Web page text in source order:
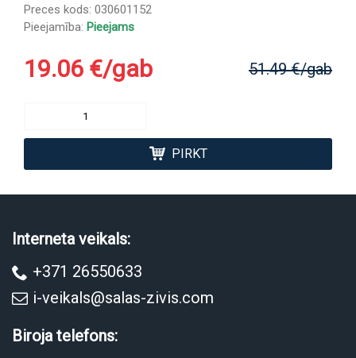
Preces kods: 030601152
Pieejamība: Pieejams
19.06 €/gab 51.49 €/gab
PIRKT
Interneta veikals:
+371 26550633
i-veikals@salas-zivis.com
Biroja telefons: